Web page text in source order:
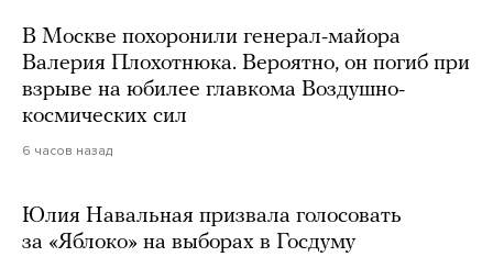
В Москве похоронили генерал-майора
Валерия Плохотнюка. Вероятно, он погиб при
взрыве на юбилее главкома Воздушно-
космических сил
6 часов назад
Юлия Навальная призвала голосовать
за «Яблоко» на выборах в Госдуму